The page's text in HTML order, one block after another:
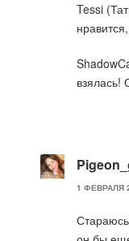
Tessi
взялась!
1 ФЕВРАЛЯ